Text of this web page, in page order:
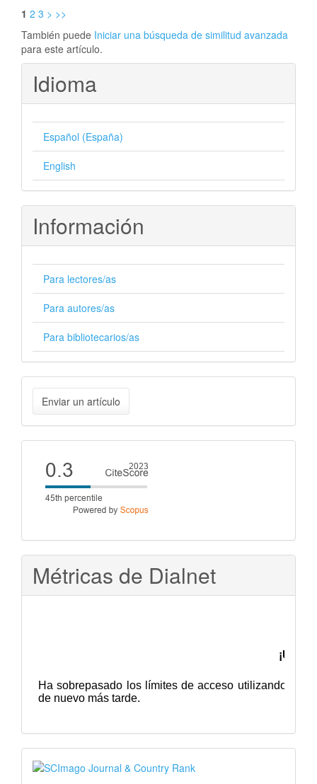
1 2 3 > >>
También puede Iniciar una búsqueda de similitud avanzada
para este artículo.
Idioma
Español (España)
English
Información
Para lectores/as
Para autores/as
Para bibliotecarios/as
Enviar
un
artículo
Enviar un artículo
Cite
score
Métricas de Dialnet
SJR